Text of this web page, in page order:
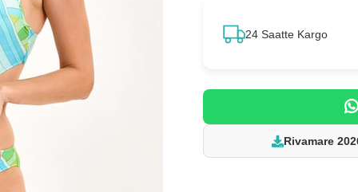
24 Saatte Kargo
Rivamare